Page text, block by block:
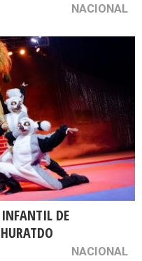
NACIONAL
INFANTIL DE
NACIONAL